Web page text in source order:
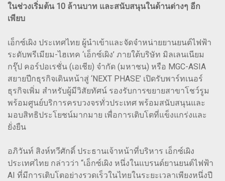
ในช่วงเริ่มต้น 10 ล้านบาท และสนับสนุนในด้านต่างๆ อีก
เพียบ
เอ็กซ์เผิง ประเทศไทย ผู้นำเข้าและจัดจำหน่ายยานยนต์ไฟฟ้า
ระดับพรีเมียม-ไฮเทค ‘เอ็กซ์เผิง’ ภายใต้บริษัท มิลเลนเนียม
กรุ๊ป คอร์ปอเรชั่น (เอเชีย) จำกัด (มหาชน) หรือ MGC-ASIA
สยายปีกธุรกิจเดินหน้าสู่ ‘NEXT PHASE’ เปิดรับพาร์ทเนอร์
ธุรกิจเพิ่ม สำหรับผู้มีวิสัยทัศน์ รองรับการขยายสาขาโชว์รูม
พร้อมศูนย์บริการครบวงจรทั่วประเทศ พร้อมสนับสนุนและ
มอบสิทธิประโยชน์มากมาย เพื่อการเติบโตที่แข็งแกร่งและ
ยั่งยืน
อภิวันท์ สิงห์ทวีศักดิ์ ประธานเจ้าหน้าที่บริหาร เอ็กซ์เผิง
ประเทศไทย กล่าวว่า “เอ็กซ์เผิง หนึ่งในแบรนด์ยานยนต์ไฟฟ้า
AI ที่มีการเติบโตอย่างรวดเร็วในไทยในระยะเวลาเพียงหนึ่งปี